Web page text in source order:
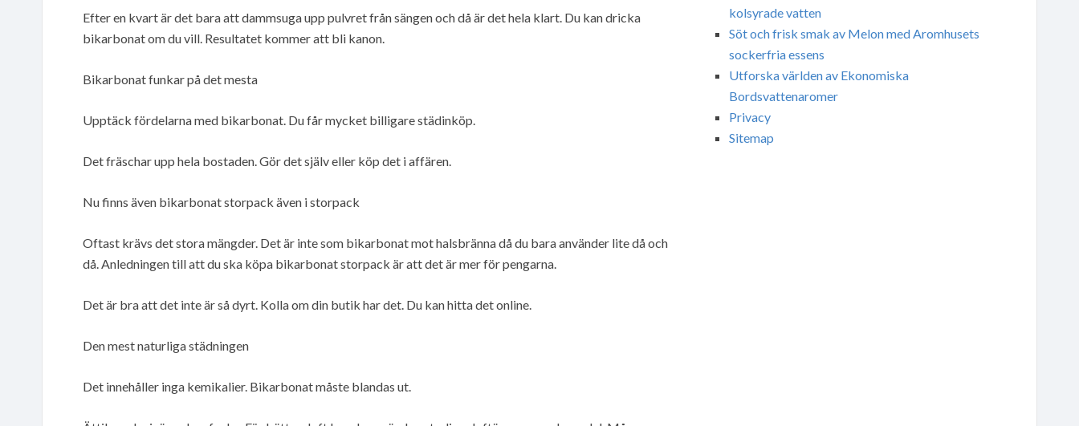
Efter en kvart är det bara att dammsuga upp pulvret från sängen och då är det hela klart. Du kan dricka
bikarbonat om du vill. Resultatet kommer att bli kanon.
Bikarbonat funkar på det mesta
Upptäck fördelarna med bikarbonat. Du får mycket billigare städinköp.
Det fräschar upp hela bostaden. Gör det själv eller köp det i affären.
Nu finns även bikarbonat storpack även i storpack
Oftast krävs det stora mängder. Det är inte som bikarbonat mot halsbränna då du bara använder lite då och
då. Anledningen till att du ska köpa bikarbonat storpack är att det är mer för pengarna.
Det är bra att det inte är så dyrt. Kolla om din butik har det. Du kan hitta det online.
Den mest naturliga städningen
Det innehåller inga kemikalier. Bikarbonat måste blandas ut.
kolsyrade vatten
Söt och frisk smak av Melon med Aromhusets
sockerfria essens
Utforska världen av Ekonomiska
Bordsvattenaromer
Privacy
Sitemap